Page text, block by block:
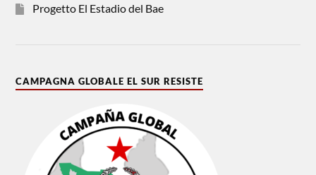
Progetto El Estadio del Bae
CAMPAGNA GLOBALE EL SUR RESISTE